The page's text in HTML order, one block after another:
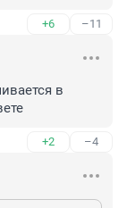
+6 –11
в
+2 –4